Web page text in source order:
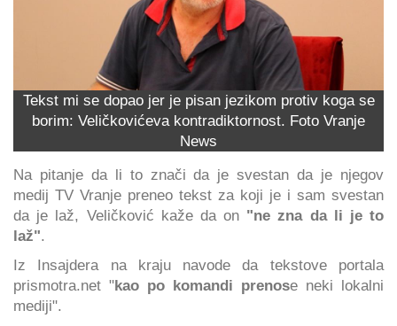
Tekst mi se dopao jer je pisan jezikom protiv koga se
borim: Veličkovićeva kontradiktornost. Foto Vranje
News
Na pitanje da li to znači da je svestan da je njegov
medij TV Vranje preneo tekst za koji je i sam svestan
da je laž, Veličković kaže da on "ne zna da li je to
laž".
Iz Insajdera na kraju navode da tekstove portala
prismotra.net "kao po komandi prenose neki lokalni
mediji".